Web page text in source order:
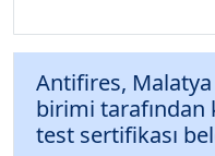
Antifires,
birimi tarafından
test sertifikası